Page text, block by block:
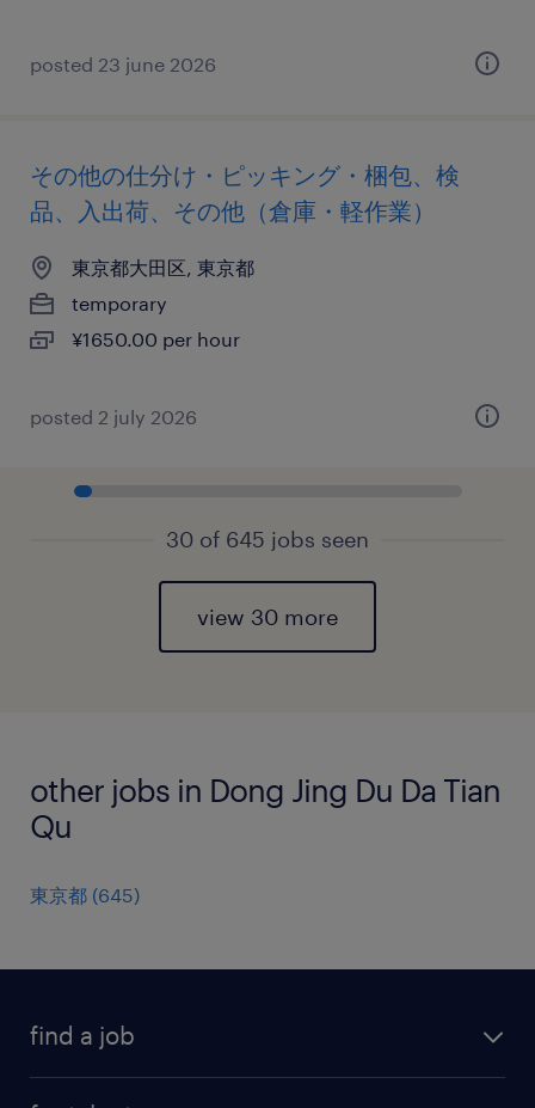
posted 23 june 2026
その他の仕分け・ピッキング・梱包、検
品、入出荷、その他（倉庫・軽作業）
東京都大田区, 東京都
temporary
¥1650.00 per hour
posted 2 july 2026
30 of 645 jobs seen
view 30 more
other jobs in Dong Jing Du Da Tian
Qu
東京都 (645)
find a job